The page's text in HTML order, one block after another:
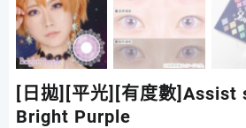
[日拋][平光][有度數]Assist
Bright Purple